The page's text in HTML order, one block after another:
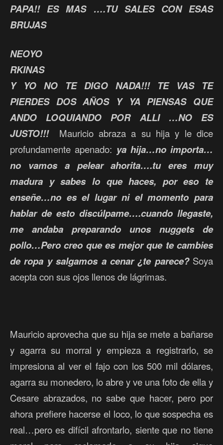
PAPA!! ES MAS ….TU SALES CON ESAS
BRUJAS
NEOYO
RKINAS
Y YO NO TE DIGO NADA!!! TE VAS TE
PIERDES DOS AÑOS Y YA PIENSAS QUE
ANDO LOQUIANDO POR ALLI …NO ES
JUSTO!!!Mauricio abraza a su hija y le dice
profundamente apenado: ya hija…no importa…
no vamos a pelear ahorita….tu eres muy
madura y sabes lo que haces, por eso te
enseñe…no es el lugar ni el momento para
hablar de esto discúlpame….cuando llegaste,
me andaba preparando unos nuggets de
pollo…Pero creo que es mejor que te cambies
de ropa y salgamos a cenar ¿te parece? Soya
acepta con sus ojos llenos de lágrimas.
Mauricio aprovecha que su hija se mete a bañarse
y agarra su morral y empieza a registrarlo, se
impresiona al ver el fajo con los 500 mil dólares,
agarra su monedero, lo abre y ve una foto de ella y
Cesare abrazados, no sabe que hacer, pero por
ahora prefiere hacerse el loco, lo que sospecha es
real…pero es difícil afrontarlo, siente que no tiene